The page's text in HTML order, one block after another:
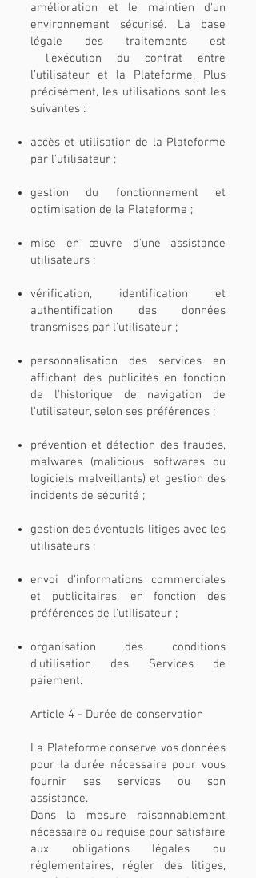
amélioration et le maintien d'un
environnement sécurisé. La base
légale des traitements est
l’exécution du contrat entre
l’utilisateur et la Plateforme. Plus
précisément, les utilisations sont les
suivantes :
accès et utilisation de la Plateforme
par l'utilisateur ;
gestion du fonctionnement et
optimisation de la Plateforme ;
mise en œuvre d'une assistance
utilisateurs ;
vérification, identification et
authentification des données
transmises par l'utilisateur ;
personnalisation des services en
affichant des publicités en fonction
de l'historique de navigation de
l'utilisateur, selon ses préférences ;
prévention et détection des fraudes,
malwares (malicious softwares ou
logiciels malveillants) et gestion des
incidents de sécurité ;
gestion des éventuels litiges avec les
utilisateurs ;
envoi d'informations commerciales
et publicitaires, en fonction des
préférences de l'utilisateur ;
organisation des conditions
d'utilisation des Services de
paiement.
Article 4 - Durée de conservation
La Plateforme conserve vos données
pour la durée nécessaire pour vous
fournir ses services ou son
assistance.
Dans la mesure raisonnablement
nécessaire ou requise pour satisfaire
aux obligations légales ou
réglementaires, régler des litiges,